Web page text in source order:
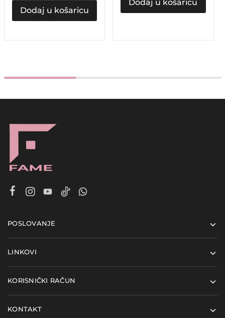
Dodaj u košaricu
Dodaj u košaricu
POSLOVANJE
LINKOVI
KORISNIČKI RAČUN
KONTAKT